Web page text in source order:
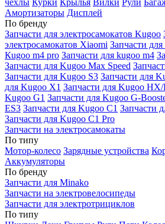
чехлы Курки Крылья Вилки Рули
Амортизаторы Дисплей
По бренду
Запчасти для электросамокатов Kugoo
электросамокатов Xiaomi Запчасти
Кugoo m4 pro Запчасти для kugoo m4
Запчасти для Kugoo Max Speed
Запчасти для Kugoo S3 Запчасти для
для Kugoo X1 Запчасти для Kugoo
Kugoo G1 Запчасти для Kugoo G-
ES3 Запчасти для Kugoo C1 Запчасти
Запчасти для Kugoo C1 Pro
Запчасти на электросамокаты
По типу
Мотор-колесо Зарядные устройства
Аккумуляторы
По бренду
Запчасти для Minako
Запчасти на электровелосипеды
Запчасти для электротрициклов
По типу